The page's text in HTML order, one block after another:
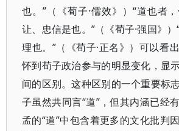
也。”（《荀子·儒效》）“道也者
让、忠信是也。”（《荀子·强国》
理也。”（《荀子·正名》）可以看
怀到荀子政治参与的明显变化，显
间的区别。这种区别的一个重要标
子虽然共同言“道”，但其内涵已经
孟的“道”中包含着更多的文化批判